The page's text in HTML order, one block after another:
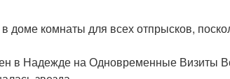
доме комнаты для всех отпрысков,
в Надежде на Одновременные Визиты